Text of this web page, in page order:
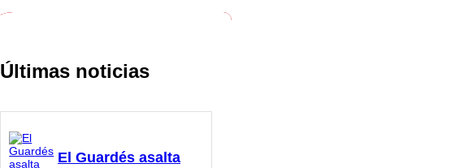
Últimas noticias
El Guardés asalta